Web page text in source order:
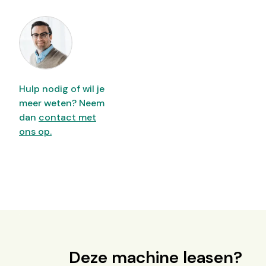
Hulp nodig of wil je
meer weten? Neem
dan contact met
ons op.
Deze machine leasen?